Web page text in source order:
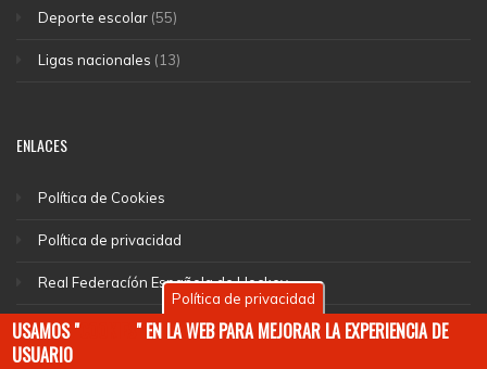
Deporte escolar (55)
Ligas nacionales (13)
ENLACES
Política de Cookies
Política de privacidad
Real Federacíón Española de Hockey
EuroHockey
Política de privacidad
USAMOS "COOKIES " EN LA WEB PARA MEJORAR LA EXPERIENCIA DE
USUARIO